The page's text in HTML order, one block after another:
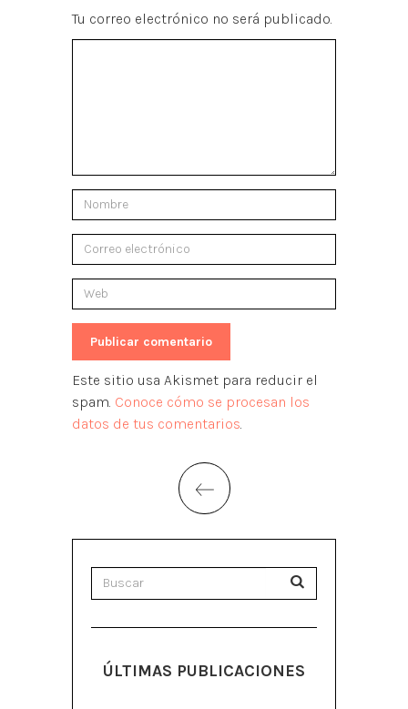
Tu correo electrónico no será publicado.
Este sitio usa Akismet para reducir el
spam. Conoce cómo se procesan los
datos de tus comentarios
ÚLTIMAS PUBLICACIONES